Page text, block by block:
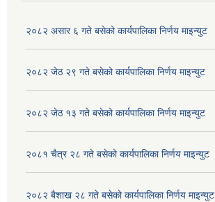
२०८२ असार ६ गते बसेको कार्यपालिका निर्णय माइन्युट
२०८२ जेठ २९ गते बसेको कार्यपालिका निर्णय माइन्युट
२०८२ जेठ १३ गते बसेको कार्यपालिका निर्णय माइन्युट
२०८१ चैत्र २८ गते बसेको कार्यपालिका निर्णय माइन्युट
२०८२ बैशाख २८ गते बसेको कार्यपालिका निर्णय माइन्युट